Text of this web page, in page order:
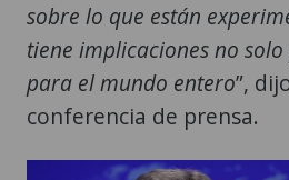
sobre lo que están
tiene implicaciones no
para el mundo entero”,
conferencia de prensa.